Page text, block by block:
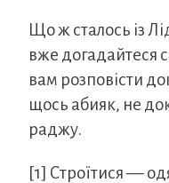
Що ж сталось із
вже догадайтеся
вам розповісти
щось абияк, не
раджу.
[1] Строїтися —